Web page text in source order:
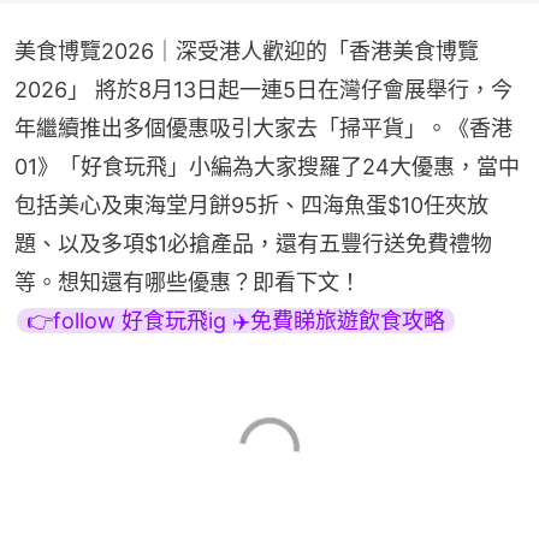
美食博覽2026｜深受港人歡迎的「香港美食博覽
2026」 將於8月13日起一連5日在灣仔會展舉行，今
年繼續推出多個優惠吸引大家去「掃平貨」。《香港
01》「好食玩飛」小編為大家搜羅了24大優惠，當中
包括美心及東海堂月餅95折、四海魚蛋$10任夾放
題、以及多項$1必搶產品，還有五豐行送免費禮物
等。想知還有哪些優惠？即看下文！
👉follow 好食玩飛ig ✈️免費睇旅遊飲食攻略